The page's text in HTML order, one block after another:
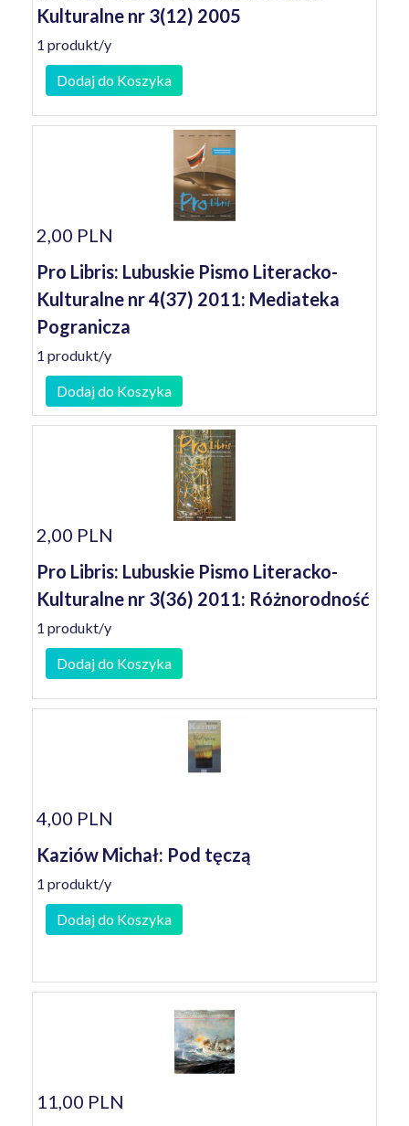
Kulturalne nr 3(12) 2005
1 produkt/y
Dodaj do Koszyka
2,00 PLN
Pro Libris: Lubuskie Pismo Literacko-
Kulturalne nr 4(37) 2011: Mediateka
Pogranicza
1 produkt/y
Dodaj do Koszyka
2,00 PLN
Pro Libris: Lubuskie Pismo Literacko-
Kulturalne nr 3(36) 2011: Różnorodność
1 produkt/y
Dodaj do Koszyka
4,00 PLN
Kaziów Michał: Pod tęczą
1 produkt/y
Dodaj do Koszyka
11,00 PLN